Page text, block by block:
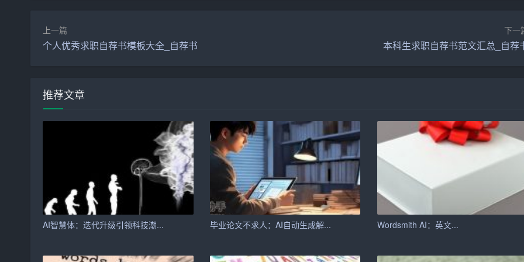
2. 丰富的素材库
3. 智能推荐
AI写作助手可以根据用户的需求和文章的主题，智能推荐相关的写作模板和素材。这不仅可以帮助用户避免写作
过程中的“灵感枯竭”，还可以让文章的内容更加丰富和多样。
4. 学习与改进
百度文库AI写作助手不仅仅是一个写作工具，它还在不断地学习和改进。通过用户的反馈和互动，AI助手会逐渐
提高自己的写作水平，为用户提供更好的服务。
上一篇
个人优秀求职自荐书模板大全_自荐书
下一
本科生求职自荐书范文汇总_自荐
推荐文章
AI智慧体：迭代升级引领科技潮... 毕业论文不求人：AI自动生成解... Wordsmith AI：英文...